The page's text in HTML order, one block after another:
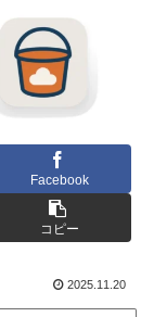
Facebook
コピー
2025.11.20